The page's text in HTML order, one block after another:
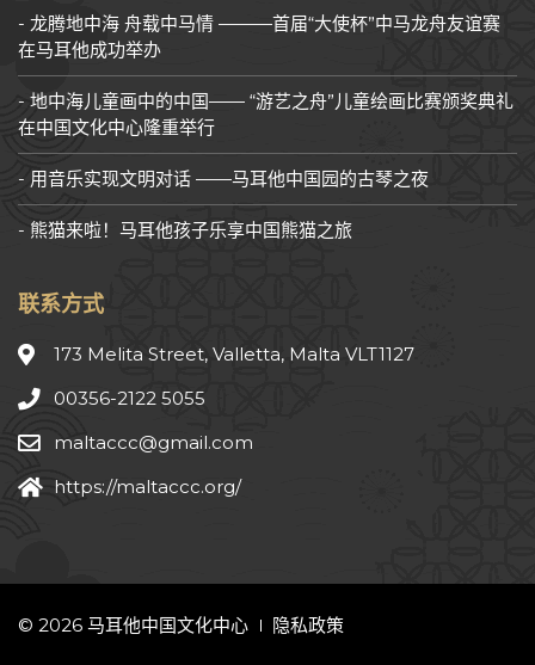
龙腾地中海 舟载中马情 ———首届“大使杯”中马龙舟友谊赛
在马耳他成功举办
地中海儿童画中的中国—— “游艺之舟”儿童绘画比赛颁奖典礼
在中国文化中心隆重举行
用音乐实现文明对话 ——马耳他中国园的古琴之夜
熊猫来啦！马耳他孩子乐享中国熊猫之旅
联系方式
173 Melita Street, Valletta, Malta VLT1127
00356-2122 5055
maltaccc@gmail.com
https://maltaccc.org/
© 2026 马耳他中国文化中心 隐私政策